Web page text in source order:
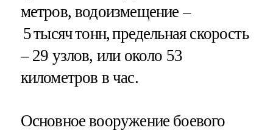
метров, водоизмещение –
5 тысяч тонн, предельная скорость
– 29 узлов, или около 53
километров в час.
Основное вооружение боевого